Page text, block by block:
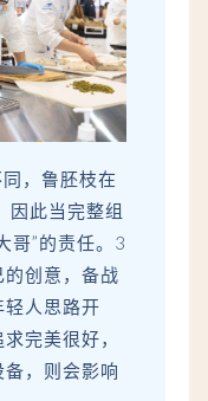
，鲁胚枝在
因此当完整组
哥”的责任。3
创意， 备战
轻人思路开
求完美很好，
，则会影响